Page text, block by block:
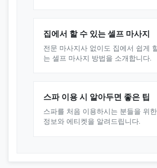
집에서 할 수 있는 셀프 마사지
전문 마사지사 없이도 집에서 쉽게
는 셀프 마사지 방법을 소개합니다.
스파 이용 시 알아두면 좋은 팁
스파를 처음 이용하시는 분들을 위
정보와 에티켓을 알려드립니다.